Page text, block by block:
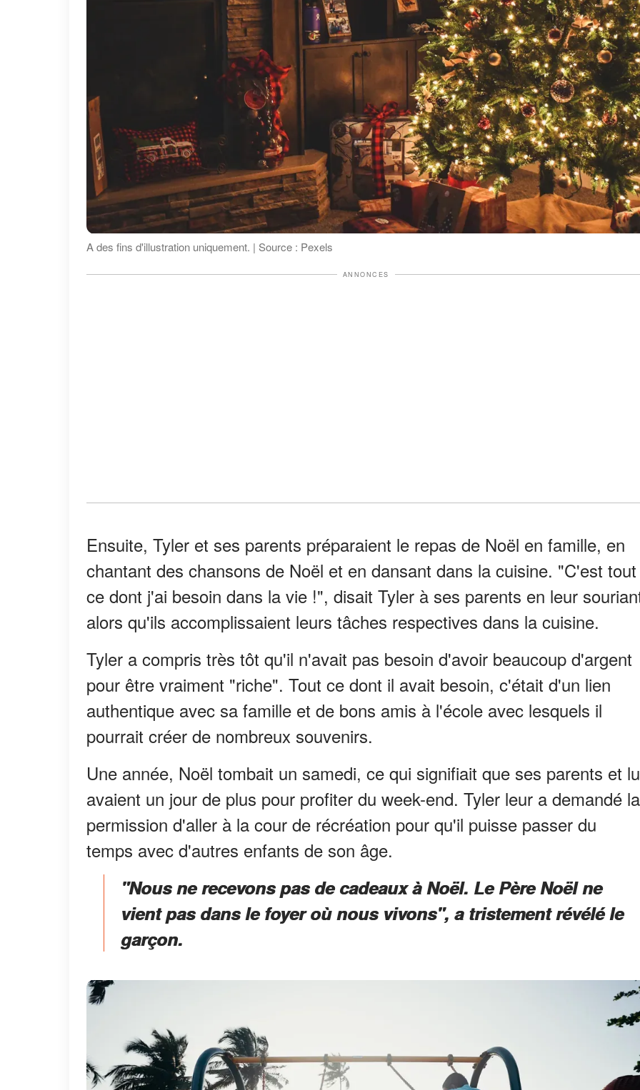
A des fins d'illustration uniquement. | Source : Pexels
ANNONCES
Ensuite, Tyler et ses parents préparaient le repas de Noël en famille, en
chantant des chansons de Noël et en dansant dans la cuisine. "C'est tout
ce dont j'ai besoin dans la vie !", disait Tyler à ses parents en leur
alors qu'ils accomplissaient leurs tâches respectives dans la cuisine.
Tyler a compris très tôt qu'il n'avait pas besoin d'avoir beaucoup d'argent
pour être vraiment "riche". Tout ce dont il avait besoin, c'était d'un lien
authentique avec sa famille et de bons amis à l'école avec lesquels il
pourrait créer de nombreux souvenirs.
Une année, Noël tombait un samedi, ce qui signifiait que ses parents et
avaient un jour de plus pour profiter du week-end. Tyler leur a demandé la
permission d'aller à la cour de récréation pour qu'il puisse passer du
temps avec d'autres enfants de son âge.
"Nous ne recevons pas de cadeaux à Noël. Le Père Noël ne
vient pas dans le foyer où nous vivons", a tristement révélé le
garçon.